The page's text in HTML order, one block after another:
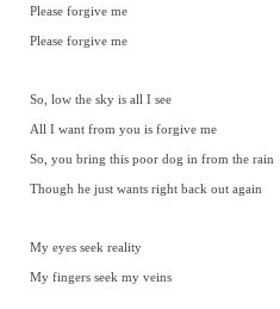
Please forgive me
Please forgive me
So, low the sky is all I see
All I want from you is forgive me
So, you bring this poor dog in from the rain
Though he just wants right back out again
My eyes seek reality
My fingers seek my veins